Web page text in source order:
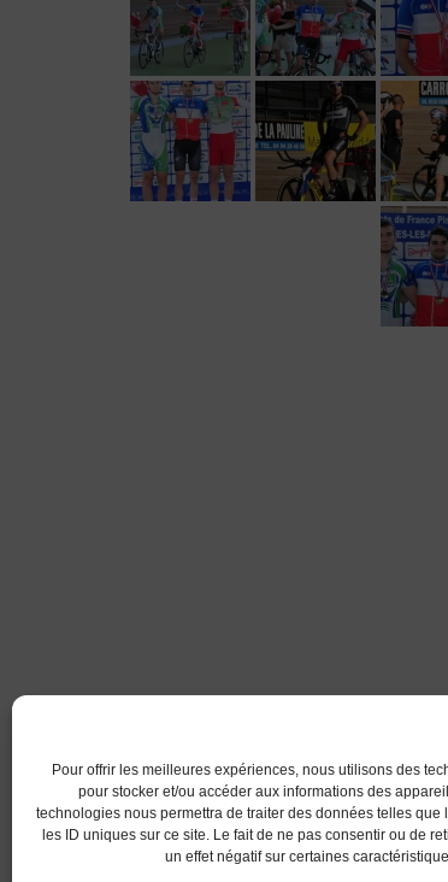
Pour offrir les meilleures expériences, nous utilisons des
pour stocker et/ou accéder aux informations des
technologies nous permettra de traiter des données telles que
les ID uniques sur ce site. Le fait de ne pas consentir ou de
un effet négatif sur certaines
© 2017 AC Lanester -